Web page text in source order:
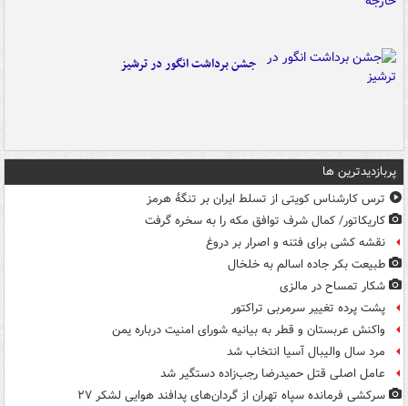
جشن برداشت انگور در ترشیز
پربازدیدترین ها
ترس کارشناس کویتی از تسلط ایران بر تنگۀ هرمز
کاریکاتور/ کمال شرف توافق مکه را به سخره گرفت
نقشه کشی برای فتنه و اصرار بر دروغ
طبیعت بکر جاده اسالم به خلخال
شکار تمساح در مالزی
پشت پرده تغییر سرمربی تراکتور
واکنش عربستان و قطر به بیانیه شورای امنیت درباره یمن
مرد سال والیبال آسیا انتخاب شد
عامل اصلی قتل حمیدرضا رجب‌زاده دستگیر شد
سرکشی فرمانده سپاه تهران از گردان‌های پدافند هوایی لشکر ۲۷